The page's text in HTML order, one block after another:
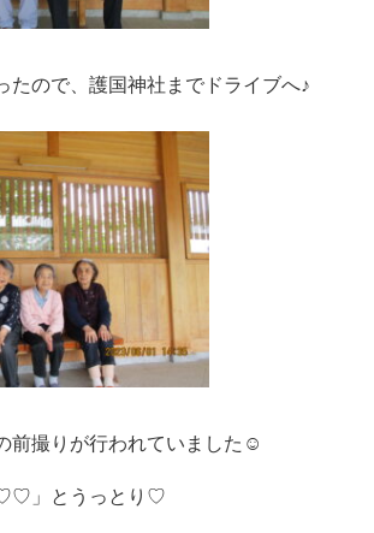
たので、護国神社までドライブへ♪
前撮りが行われていました☺
♡♡」とうっとり♡